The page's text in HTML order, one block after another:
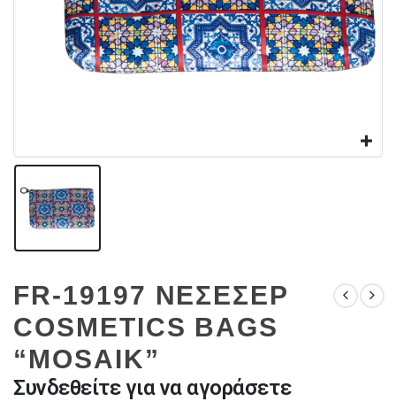
FR-19197 ΝΕΣΕΣΕΡ
COSMETICS BAGS
“MOSAIK”
Συνδεθείτε για να αγοράσετε